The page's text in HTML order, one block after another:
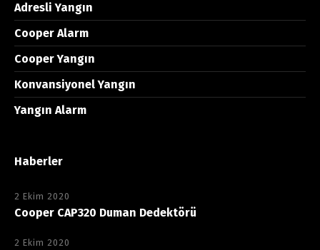
Adresli Yangın
Cooper Alarm
Cooper Yangın
Konvansiyonel Yangın
Yangın Alarm
Haberler
2 Ekim 2020
Cooper CAP320 Duman Dedektörü
2 Ekim 2020